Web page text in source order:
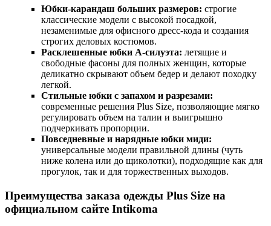
Юбки-карандаш больших размеров: строгие
классические модели с высокой посадкой,
незаменимые для офисного дресс-кода и создания
строгих деловых костюмов.
Расклешенные юбки А-силуэта: летящие и
свободные фасоны для полных женщин, которые
деликатно скрывают объем бедер и делают походку
легкой.
Стильные юбки с запахом и разрезами:
современные решения Plus Size, позволяющие мягко
регулировать объем на талии и выигрышно
подчеркивать пропорции.
Повседневные и нарядные юбки миди:
универсальные модели правильной длины (чуть
ниже колена или до щиколотки), подходящие как для
прогулок, так и для торжественных выходов.
Преимущества заказа одежды Plus Size на
официальном сайте Intikoma